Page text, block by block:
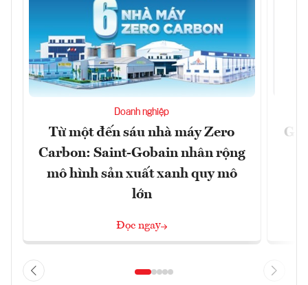
Doanh nghiệp
Từ một đến sáu nhà máy Zero
Carbon: Saint-Gobain nhân rộng
mô hình sản xuất xanh quy mô
lớn
Đọc ngay